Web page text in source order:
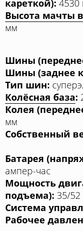
кареткой): 4530
Высота мачты
мм
Шины
Шины (заднее
Тип шин:
Колёсная база:
Колея
мм
Собственный
Батарея
ампер-час
Мощность
подъема): 35/52
Система
Рабочее